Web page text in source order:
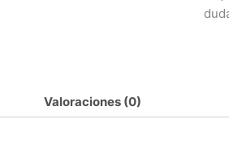
Valoraciones (0)